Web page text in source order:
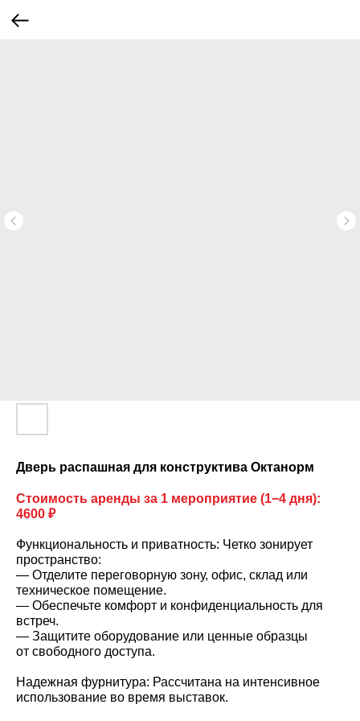
Дверь распашная для конструктива Октанорм
Стоимость аренды за 1 мероприятие (1−4 дня):
4600 ₽
Функциональность и приватность: Четко зонирует
пространство:
— Отделите переговорную зону, офис, склад или
техническое помещение.
— Обеспечьте комфорт и конфиденциальность для
встреч.
— Защитите оборудование или ценные образцы
от свободного доступа.
Надежная фурнитура: Рассчитана на интенсивное
использование во время выставок.